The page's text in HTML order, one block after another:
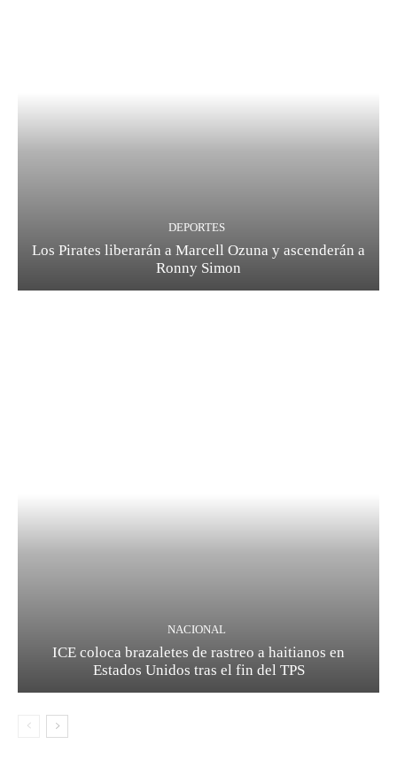
DEPORTES
Los Pirates liberarán a Marcell Ozuna y ascenderán a
Ronny Simon
NACIONAL
ICE coloca brazaletes de rastreo a haitianos en
Estados Unidos tras el fin del TPS